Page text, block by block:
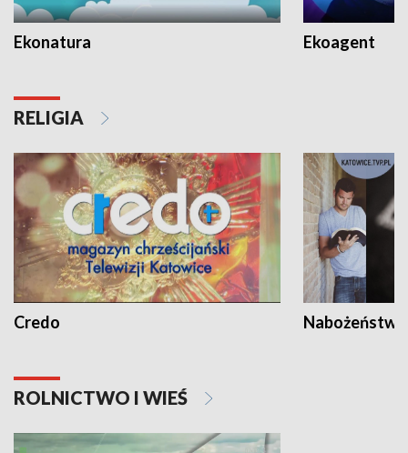
Ekonatura Ekoagent
RELIGIA
Credo
ROLNICTWO I WIEŚ